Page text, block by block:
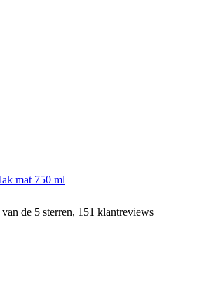
mat 750 ml
de 5 sterren, 151 klantreviews